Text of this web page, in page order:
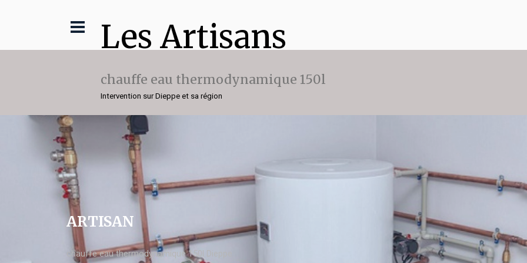
Les Artisans
chauffe eau thermodynamique 150l
Intervention sur Dieppe et sa région
ARTISAN
chauffe eau thermodynamique 150l Dieppe